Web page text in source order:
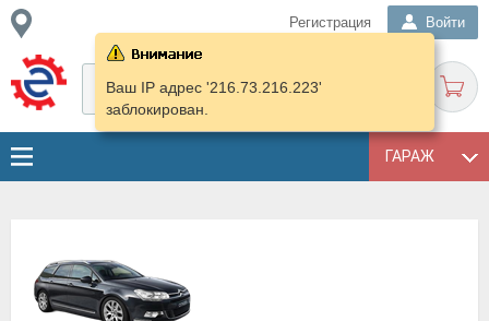
Регистрация Войти
ГАРАЖ
Ваш IP адрес '216.73.216.223'
заблокирован.